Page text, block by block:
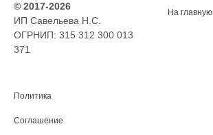
© 2017-2026
ИП Савельева Н.С.
ОГРНИП: 315 312 300 013
371
На главную
Политика
Соглашение